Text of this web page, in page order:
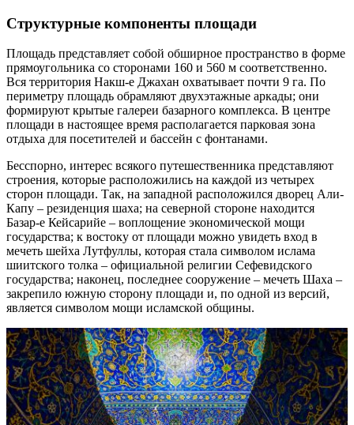
Структурные компоненты площади
Площадь представляет собой обширное пространство в форме
прямоугольника со сторонами 160 и 560 м соответственно.
Вся территория Накш-е Джахан охватывает почти 9 га. По
периметру площадь обрамляют двухэтажные аркады; они
формируют крытые галереи базарного комплекса. В центре
площади в настоящее время располагается парковая зона
отдыха для посетителей и бассейн с фонтанами.
Бесспорно, интерес всякого путешественника представляют
строения, которые расположились на каждой из четырех
сторон площади. Так, на западной расположился дворец Али-
Капу – резиденция шаха; на северной стороне находится
Базар-е Кейсарийе – воплощение экономической мощи
государства; к востоку от площади можно увидеть вход в
мечеть шейха Лутфуллы, которая стала символом ислама
шиитского толка – официальной религии Сефевидского
государства; наконец, последнее сооружение – мечеть Шаха –
закрепило южную сторону площади и, по одной из версий,
является символом мощи исламской общины.